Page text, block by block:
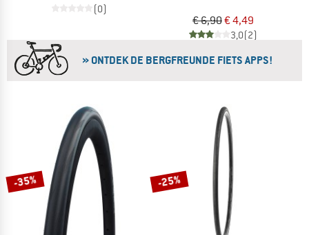
(0)
€ 6,90€ 4,49
3,0(2)
» ONTDEK DE BERGFREUNDE FIETS APPS!
-35% -25%